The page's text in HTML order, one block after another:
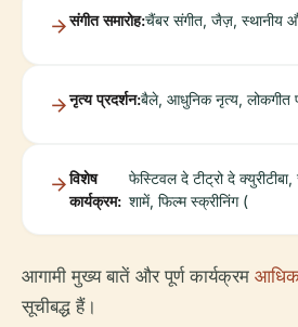
संगीत समारोह:चैंबर संगीत, जैज़, स्थानीय
नृत्य प्रदर्शन:बैले, आधुनिक नृत्य, लोकगीत
विशेष
कार्यक्रम:
फेस्टिवल दे टीट्रो दे क्युरीटीबा,
शामें, फिल्म स्क्रीनिंग (
आगामी मुख्य बातें और पूर्ण कार्यक्रम
सूचीबद्ध हैं।